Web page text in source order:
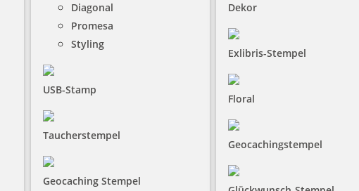
Diagonal
Promesa
Styling
USB-Stamp
Taucherstempel
Geocaching Stempel
Dekor
Exlibris-Stempel
Floral
Geocachingstempel